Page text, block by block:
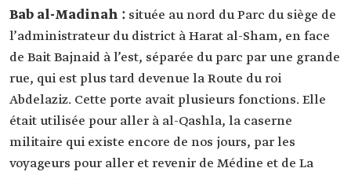
Bab al-Madinah : située au nord du Parc du siège de
l’administrateur du district à Harat al-Sham, en face
de Bait Bajnaid à l’est, séparée du parc par une grande
rue, qui est plus tard devenue la Route du roi
Abdelaziz. Cette porte avait plusieurs fonctions. Elle
était utilisée pour aller à al-Qashla, la caserne
militaire qui existe encore de nos jours, par les
voyageurs pour aller et revenir de Médine et de La